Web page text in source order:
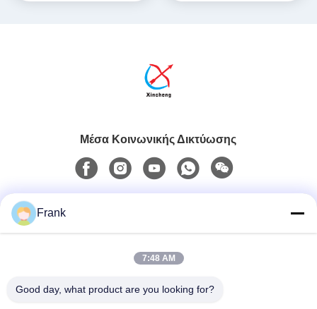
Μέσα Κοινωνικής Δικτύωσης
0086-13711630819
Frank
7:48 AM
Good day, what product are you looking for?